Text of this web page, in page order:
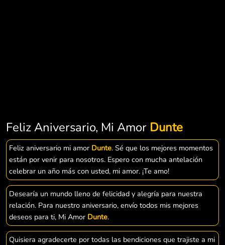
Feliz Aniversario, Mi Amor Dunte
Feliz aniversario mi amor Dunte. Sé que los mejores momentos
están por venir para nosotros. Espero con mucha antelación
celebrar un año más con usted, mi amor. ¡Te amo!
Desearía un mundo lleno de felicidad y alegría para nuestra
relación. Para nuestro aniversario, envío todos mis mejores
deseos para ti, Mi Amor Dunte.
Quisiera agradecerte por todas las bendiciones que trajiste a mi